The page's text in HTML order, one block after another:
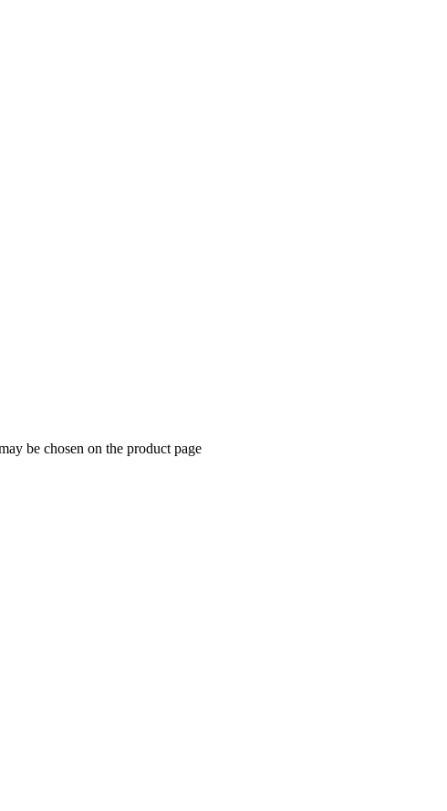
be chosen on the product page